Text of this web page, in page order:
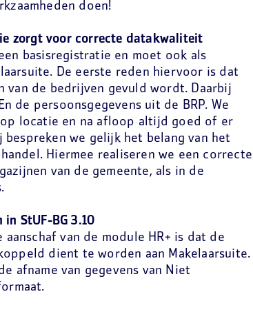
doen!
zorgt voor correcte datakwaliteit
basisregistratie en moet ook als
De eerste reden hiervoor is dat
van de bedrijven gevuld wordt. Daarbij
de persoonsgegevens uit de BRP. We
locatie en na afloop altijd goed of er
we gelijk het belang van het
Hiermee realiseren we een correcte
van de gemeente, als in de
StUF-BG 3.10
van de module HR+ is dat de
dient te worden aan Makelaarsuite.
afname van gegevens van Niet